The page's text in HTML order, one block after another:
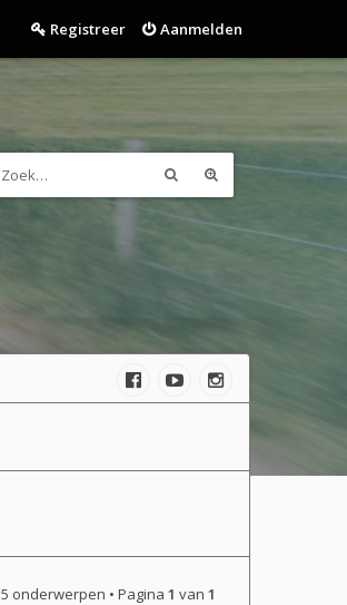
Aanmelden
Registreer
onderwerpen • Pagina 1 van 1